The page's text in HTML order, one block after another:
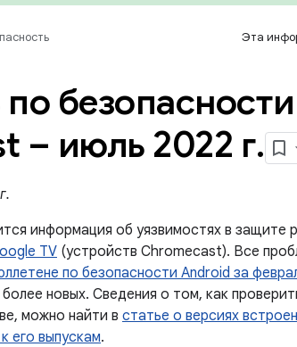
Эта
безопасности
– июль 2022 г.
информация об уязвимостях в защите
TV (устройств Chromecast). Все
по безопасности Android за
новых. Сведения о том, как
можно найти в статье о версиях
его выпускам.